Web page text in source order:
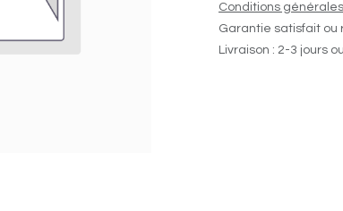
Conditions générales
Garantie satisfait ou
Livraison : 2-3 jours